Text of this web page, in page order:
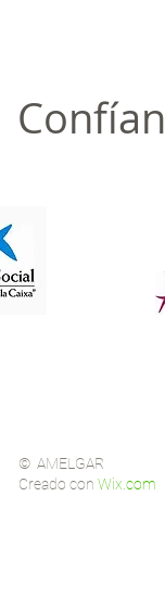
© AMELGAR
Creado con Wix.com